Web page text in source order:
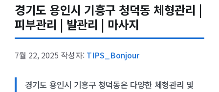
경기도 용인시 기흥구 청덕동 체형관리 |
피부관리 | 발관리 | 마사지
7월 22, 2025 작성자: TIPS_Bonjour
경기도 용인시 기흥구 청덕동은 다양한 체형관리 및